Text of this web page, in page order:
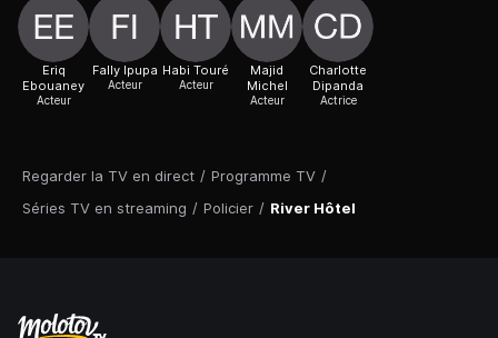
Regarder la TV en direct / Programme TV /
Séries TV en streaming / Policier / River Hôtel
Eriq
Ebouaney
Acteur
Fally Ipupa
Acteur
Habi Touré
Acteur
Majid
Michel
Acteur
Charlotte
Dipanda
Actrice